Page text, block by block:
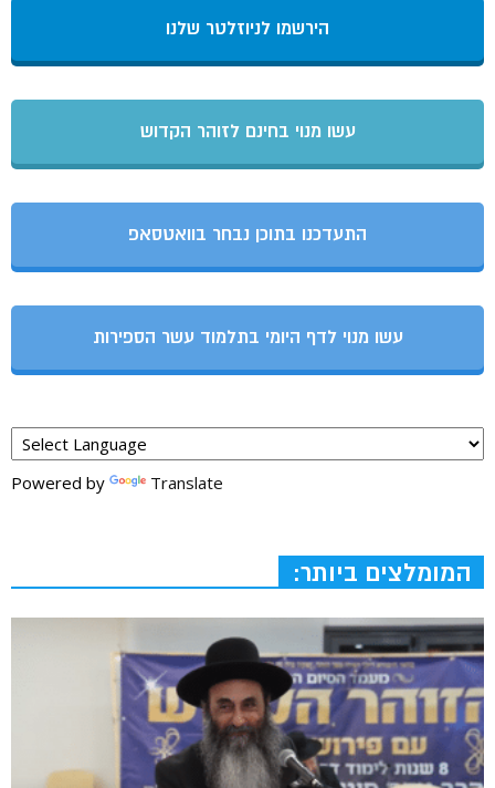
הירשמו לניוזלטר שלנו
עשו מנוי בחינם לזוהר הקדוש
התעדכנו בתוכן נבחר בוואטסאפ
עשו מנוי לדף היומי בתלמוד עשר הספירות
Powered by Translate
המומלצים ביותר: